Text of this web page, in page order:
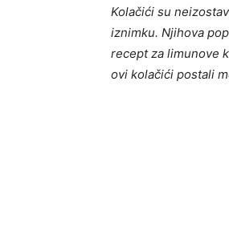
Kolačići su
iznimku. Njihova
recept za limunove
ovi kolačići postali